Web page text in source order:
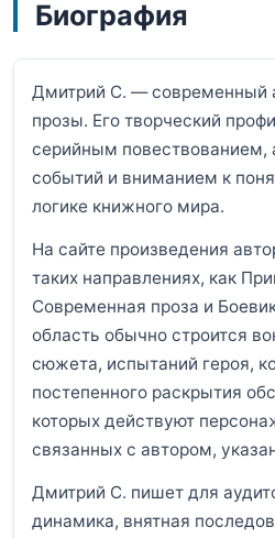
Биография
Дмитрий С. — современный
прозы. Его творческий
серийным повествованием,
событий и вниманием к
логике книжного мира.
На сайте произведения
таких направлениях, как
Современная проза и
область обычно строится
сюжета, испытаний героя,
постепенного раскрытия
которых действуют
связанных с автором,
Дмитрий С. пишет для
динамика, внятная